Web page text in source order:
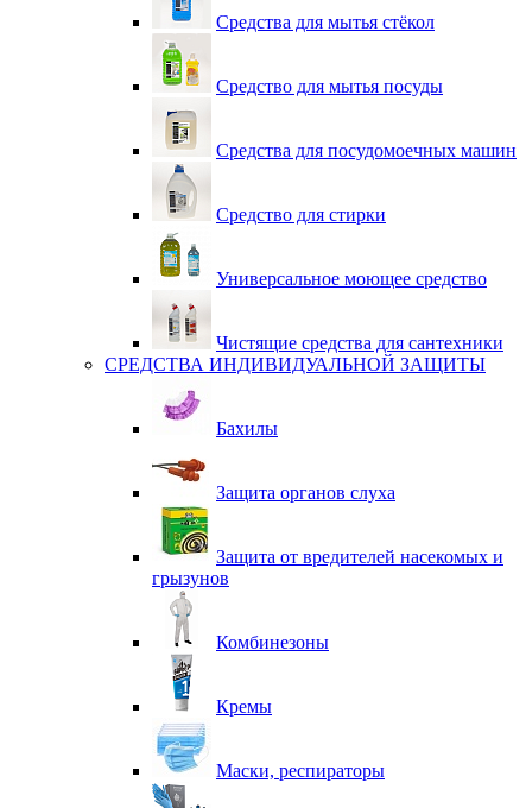
Средства для мытья стёкол
Средство для мытья посуды
Средства для посудомоечных машин
Средство для стирки
Универсальное моющее средство
Чистящие средства для сантехники
СРЕДСТВА ИНДИВИДУАЛЬНОЙ ЗАЩИТЫ
Бахилы
Защита органов слуха
Защита от вредителей насекомых и
грызунов
Комбинезоны
Кремы
Маски, респираторы